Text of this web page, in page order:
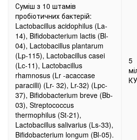
Суміш з 10 штамів
пробіотичних бактерій:
Lactobacillus acidophilus (La-
14), Bifidobacterium lactis (Bl-
04), Lactobacillus plantarum
(Lp-115), Lactobacillus casei
(Lc-11), Lactobacillus
rhamnosus (Lr -acaccase
paracilli) (Lr- 32), Lr-32) (Lpc-
37), Bifidobacterium breve (Bb-
03), Streptococcus
thermophilus (St-21),
Lactobacillus salivarius (Ls-33),
Bifidobacterium longum (Bl-05).
5